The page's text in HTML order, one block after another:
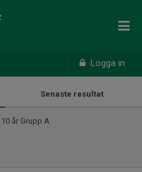
Logga in
Senaste resultat
år Grupp A